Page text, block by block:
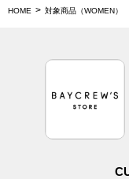
HOME 対象商品（WOMEN）